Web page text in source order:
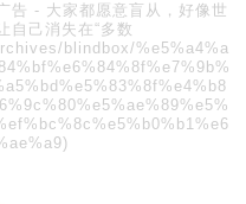
告 - 大家都愿意盲从，好像世
自己消失在“多数
blindbox/%e5%a4%a